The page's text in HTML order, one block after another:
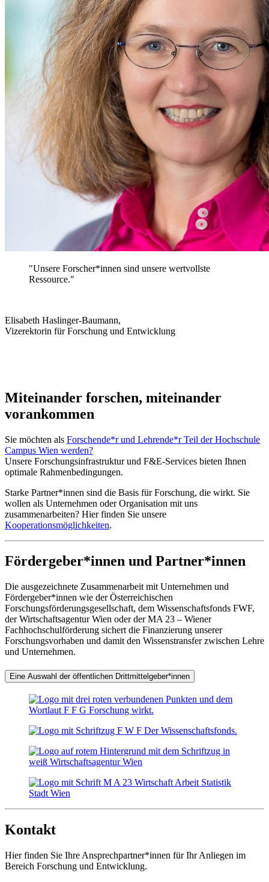
"Unsere Forscher*innen sind unsere wertvollste
Ressource."
Elisabeth Haslinger-Baumann,
Vizerektorin für Forschung und Entwicklung
Miteinander forschen, miteinander
vorankommen
Sie möchten als Forschende*r und Lehrende*r Teil der Hochschule
Campus Wien werden?
Unsere Forschungsinfrastruktur und F&E-Services bieten Ihnen
optimale Rahmenbedingungen.
Starke Partner*innen sind die Basis für Forschung, die wirkt. Sie
wollen als Unternehmen oder Organisation mit uns
zusammenarbeiten? Hier finden Sie unsere
Kooperationsmöglichkeiten.
Fördergeber*innen und Partner*innen
Die ausgezeichnete Zusammenarbeit mit Unternehmen und
Fördergeber*innen wie der Österreichischen
Forschungsförderungsgesellschaft, dem Wissenschaftsfonds FWF,
der Wirtschaftsagentur Wien oder der MA 23 – Wiener
Fachhochschulförderung sichert die Finanzierung unserer
Forschungsvorhaben und damit den Wissenstransfer zwischen Lehre
und Unternehmen.
Eine Auswahl der öffentlichen Drittmittelgeber*innen
Kontakt
Hier finden Sie Ihre Ansprechpartner*innen für Ihr Anliegen im
Bereich Forschung und Entwicklung.